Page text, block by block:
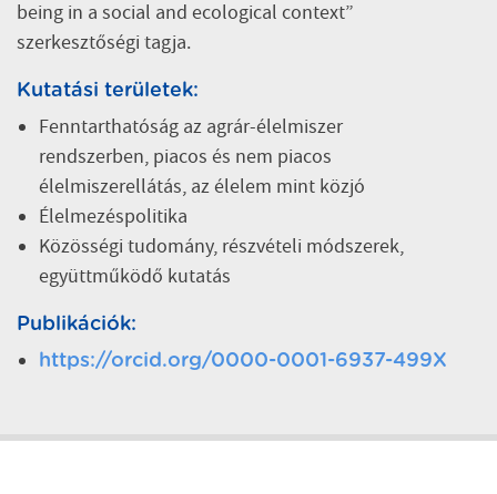
being in a social and ecological context”
szerkesztőségi tagja.
Kutatási területek:
Fenntarthatóság az agrár-élelmiszer
rendszerben, piacos és nem piacos
élelmiszerellátás, az élelem mint közjó
Élelmezéspolitika
Közösségi tudomány, részvételi módszerek,
együttműködő kutatás
Publikációk:
https://orcid.org/0000-0001-6937-499X